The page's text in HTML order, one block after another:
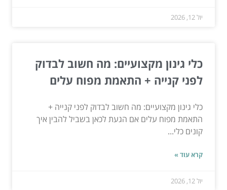
יול 12, 2026
כלי גינון מקצועיים: מה חשוב לבדוק
לפני קנייה + התאמת מפוח עלים
כלי גינון מקצועיים: מה חשוב לבדוק לפני קנייה +
התאמת מפוח עלים אם הגעת לכאן בשביל להבין איך
קונים כלי...
קרא עוד »
יול 12, 2026